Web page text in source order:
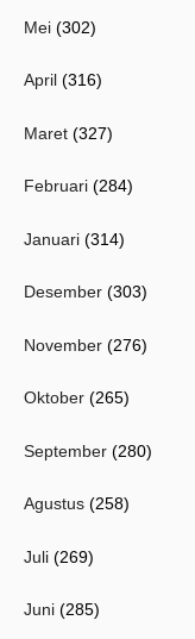
Mei (302)
April (316)
Maret (327)
Februari (284)
Januari (314)
Desember (303)
November (276)
Oktober (265)
September (280)
Agustus (258)
Juli (269)
Juni (285)